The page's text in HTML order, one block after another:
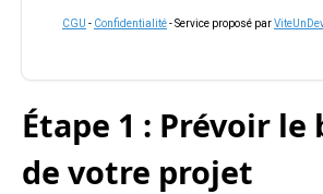
CGU - Confidentialité- Service proposé par
Étape 1 : Prévoir le
de votre projet